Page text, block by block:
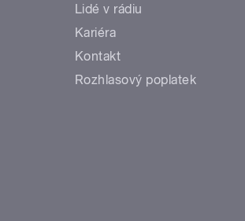
Lidé v rádiu
Kariéra
Kontakt
Rozhlasový poplatek